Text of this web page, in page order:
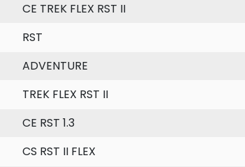
CE TREK FLEX RST II
RST
ADVENTURE
TREK FLEX RST II
CE RST 1.3
CS RST II FLEX